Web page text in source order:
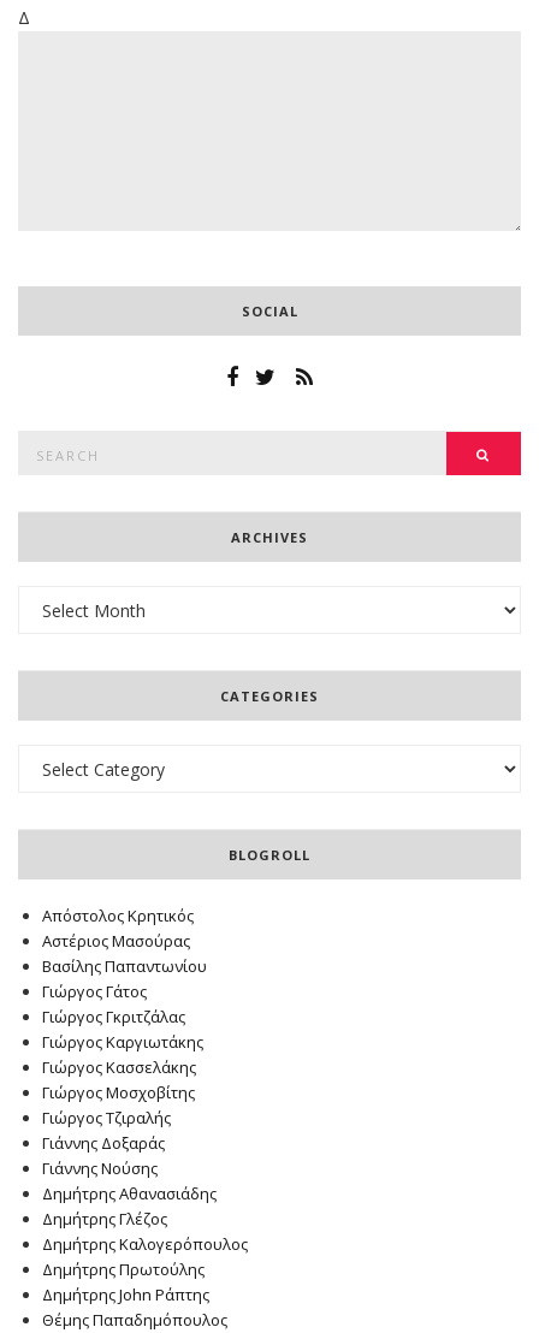
Δ
SOCIAL
for:
ARCHIVES
CATEGORIES
BLOGROLL
Απόστολος Κρητικός
Αστέριος Μασούρας
Βασίλης Παπαντωνίου
Γιώργος Γάτος
Γιώργος Γκριτζάλας
Γιώργος Καργιωτάκης
Γιώργος Κασσελάκης
Γιώργος Μοσχοβίτης
Γιώργος Τζιραλής
Γιάννης Δοξαράς
Γιάννης Νούσης
Δημήτρης Αθανασιάδης
Δημήτρης Γλέζος
Δημήτρης Καλογερόπουλος
Δημήτρης Πρωτούλης
Δημήτρης John Ράπτης
Θέμης Παπαδημόπουλος